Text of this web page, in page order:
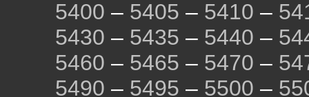
5400 – 5405 – 5410 –
5430 – 5435 – 5440 –
5460 – 5465 – 5470 –
5490 – 5495 – 5500 –